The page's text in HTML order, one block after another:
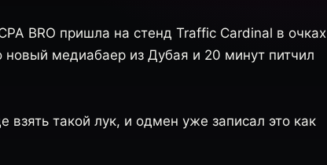
BRO пришла на стенд Traffic Cardinal в очках
новый медиабаер из Дубая и 20 минут питчил
такой лук, и одмен уже записал это как